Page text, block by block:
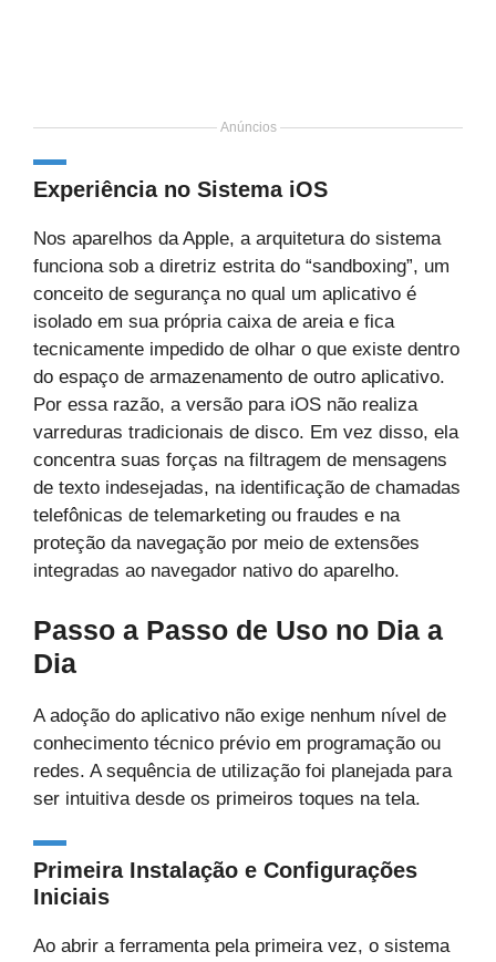
Anúncios
Experiência no Sistema iOS
Nos aparelhos da Apple, a arquitetura do sistema
funciona sob a diretriz estrita do “sandboxing”, um
conceito de segurança no qual um aplicativo é
isolado em sua própria caixa de areia e fica
tecnicamente impedido de olhar o que existe dentro
do espaço de armazenamento de outro aplicativo.
Por essa razão, a versão para iOS não realiza
varreduras tradicionais de disco. Em vez disso, ela
concentra suas forças na filtragem de mensagens
de texto indesejadas, na identificação de chamadas
telefônicas de telemarketing ou fraudes e na
proteção da navegação por meio de extensões
integradas ao navegador nativo do aparelho.
Passo a Passo de Uso no Dia a
Dia
A adoção do aplicativo não exige nenhum nível de
conhecimento técnico prévio em programação ou
redes. A sequência de utilização foi planejada para
ser intuitiva desde os primeiros toques na tela.
Primeira Instalação e Configurações
Iniciais
Ao abrir a ferramenta pela primeira vez, o sistema